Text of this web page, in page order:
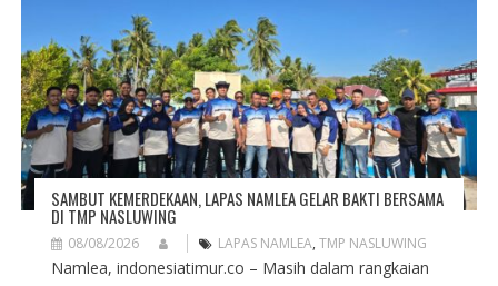
SAMBUT KEMERDEKAAN, LAPAS NAMLEA GELAR BAKTI BERSAMA
DI TMP NASLUWING
08/08/2026 LAPAS NAMLEA, TMP NASLUWING
Namlea, indonesiatimur.co – Masih dalam rangkaian